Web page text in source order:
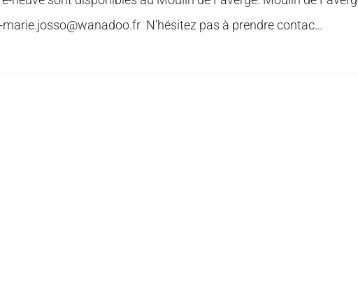
N'hésitez pas à prendre contac…